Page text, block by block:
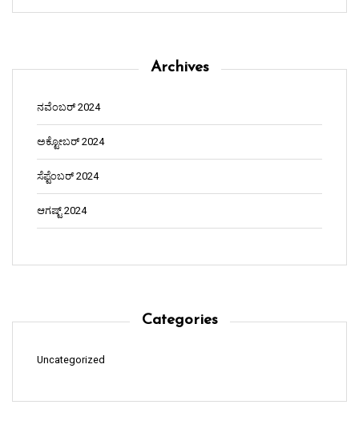
Archives
ನವೆಂಬರ್ 2024
ಅಕ್ಟೋಬರ್ 2024
ಸೆಪ್ಟೆಂಬರ್ 2024
ಆಗಷ್ಟ್ 2024
Categories
Uncategorized